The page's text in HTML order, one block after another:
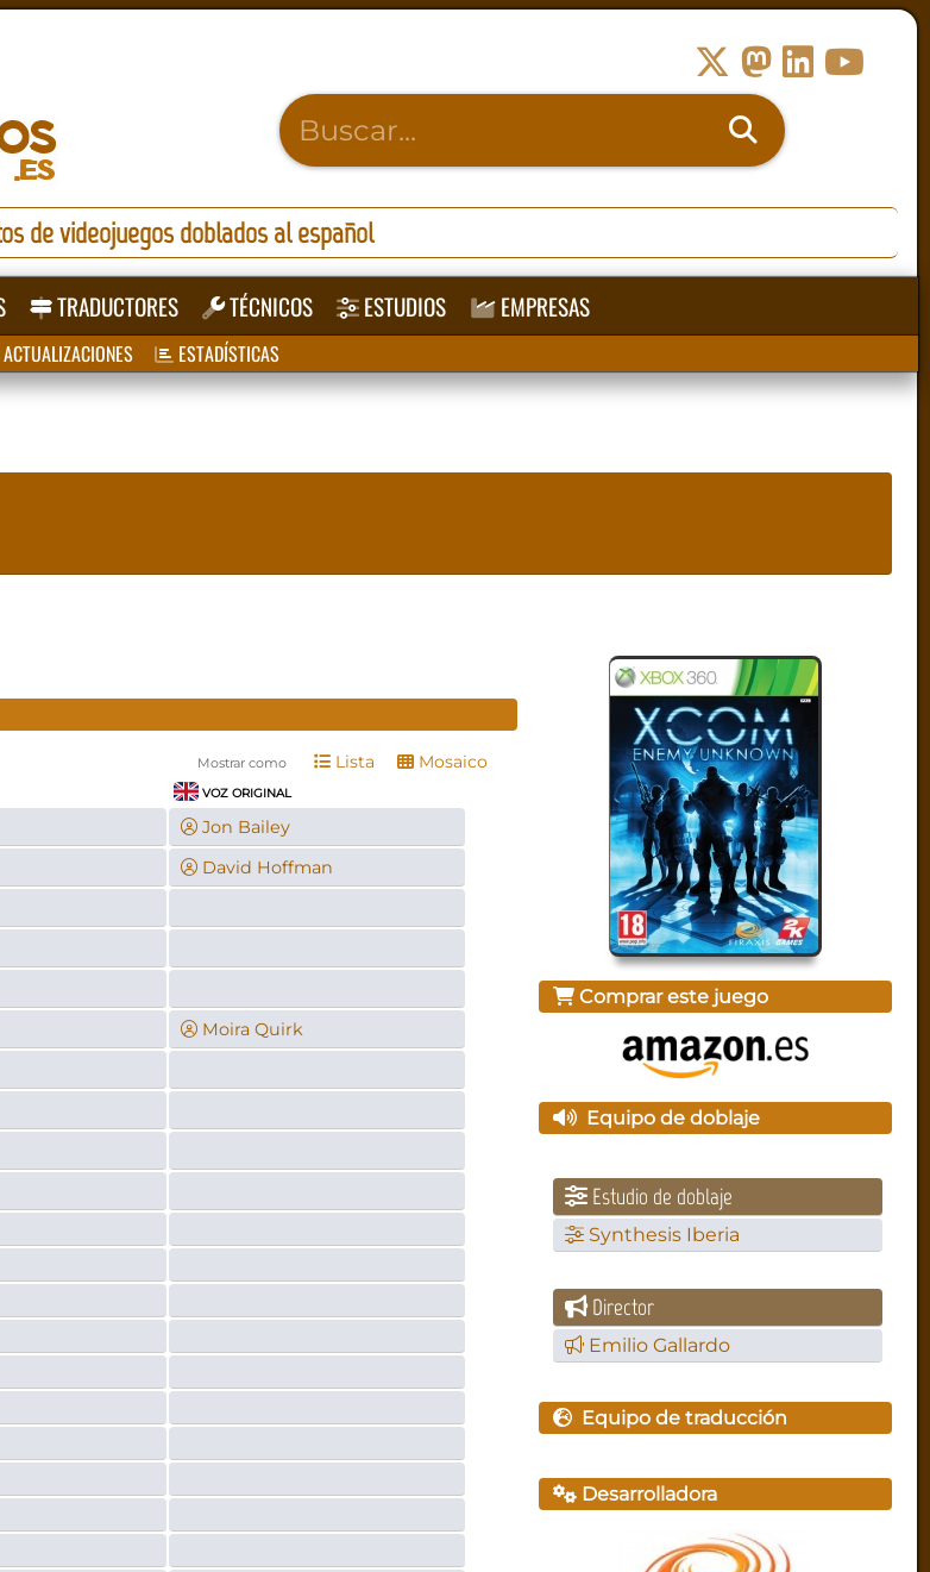
de videojuegos doblados al español
TRADUCTORES TÉCNICOS ESTUDIOS EMPRESAS
ESTADÍSTICAS
Mostrar como Lista Mosaico
VOZ ORIGINAL
Jon Bailey
David Hoffman
Moira Quirk
Comprar este juego
Equipo de doblaje
Estudio de doblaje
Synthesis Iberia
Director
Emilio Gallardo
Equipo de traducción
Desarrolladora